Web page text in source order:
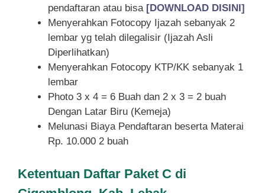
pendaftaran atau bisa [DOWNLOAD DISINI]
Menyerahkan Fotocopy Ijazah sebanyak 2
lembar yg telah dilegalisir (Ijazah Asli
Diperlihatkan)
Menyerahkan Fotocopy KTP/KK sebanyak 1
lembar
Photo 3 x 4 = 6 Buah dan 2 x 3 = 2 buah
Dengan Latar Biru (Kemeja)
Melunasi Biaya Pendaftaran beserta Materai
Rp. 10.000 2 buah
Ketentuan Daftar Paket C di